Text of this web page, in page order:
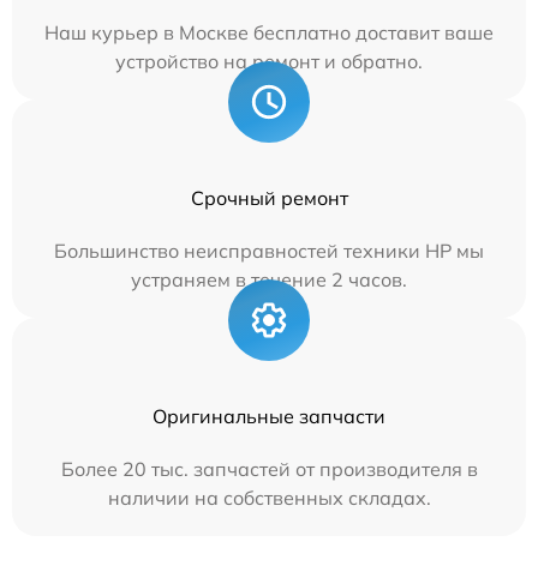
Наш курьер в Москве бесплатно доставит ваше
устройство на ремонт и обратно.
Срочный ремонт
Большинство неисправностей техники HP мы
устраняем в течение 2 часов.
Оригинальные запчасти
Более 20 тыс. запчастей от производителя в
наличии на собственных складах.